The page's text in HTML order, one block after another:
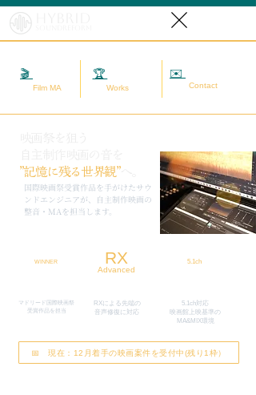
🎬
Film MA
🏆
Works
✉️
Contact
​国際映画祭受賞作品を手がけたサウ
ンドエンジニアが、自主制作映画の
整音・MAを担当します。
”記憶に残る世界観”へ。
WINNER RX
Advanced
マドリード国際映画祭
​受賞作品を担当
RXによる先端の
​音声修復に対応
5.1ch
5.1ch対応
映画館上映基準の
MA&MIX環境
📅 現在：12月着手の映画案件を受付中(残り1枠）